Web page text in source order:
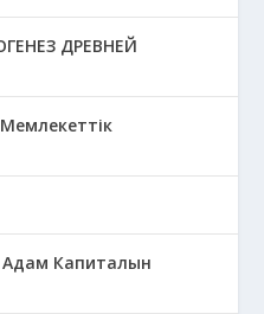
ДРЕВНЕЙ
Капиталын